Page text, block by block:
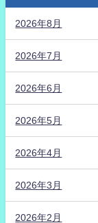
2026年8月
2026年7月
2026年6月
2026年5月
2026年4月
2026年3月
2026年2月